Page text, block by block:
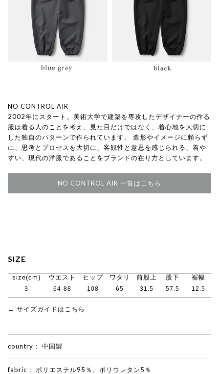
NO CONTROL AIR
2002年にスタート。美術大学で建築を専攻したデザイナーの作る
服は着る人のことを考え、見た目だけではなく、着心地を大切に
した独自のパターンで作られています。 造形やイメージに頼らず
に、思考とプロセスを大切に、客観性と意思を感じられる、着や
すい、現代の洋服であることをブランドの在り方としています。
NO CONTROL AIR 一覧はこちら
SIZE
size(cm) ウエスト ヒップ ワタリ 前股上 股下 裾幅
3 64-88 108 65 31.5 57.5 12.5
→ サイズガイドはこちら
country： 中国製
fabric： ポリエステル95％、ポリウレタン5％